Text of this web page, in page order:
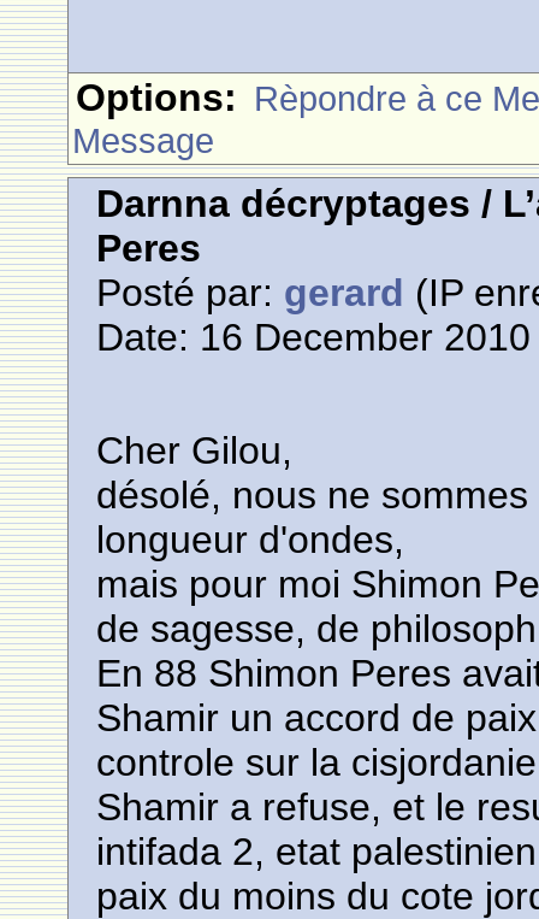
Options: Rèpondre à ce
Message
Darnna décryptages /
Peres
Posté par: gerard (IP
Date: 16 December
Cher Gilou,
désolé, nous ne
longueur d'ondes,
mais pour moi Shimon
de sagesse, de
En 88 Shimon Peres
Shamir un accord de
controle sur la
Shamir a refuse, et le
intifada 2, etat
paix du moins du cote